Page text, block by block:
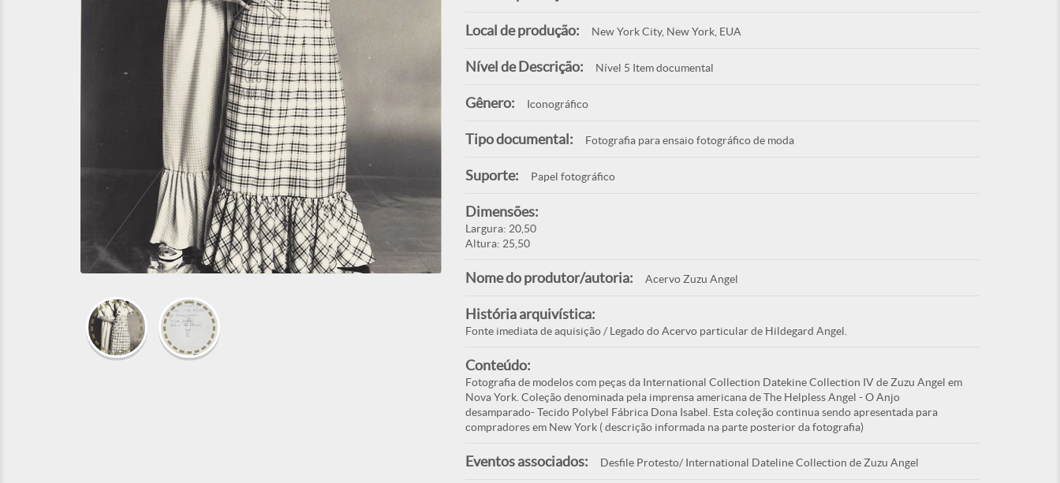
Local de produção: New York City, New York, EUA
Nível de Descrição: Nível 5 Item documental
Gênero: Iconográfico
Tipo documental: Fotografia para ensaio fotográfico de moda
Suporte: Papel fotográfico
Dimensões:
Largura: 20,50
Altura: 25,50
Nome do produtor/autoria: Acervo Zuzu Angel
História arquivística:
Fonte imediata de aquisição / Legado do Acervo particular de Hildegard Angel.
Conteúdo:
Fotografia de modelos com peças da International Collection Datekine Collection IV de Zuzu Angel em
Nova York. Coleção denominada pela imprensa americana de The Helpless Angel - O Anjo
desamparado- Tecido Polybel Fábrica Dona Isabel. Esta coleção continua sendo apresentada para
compradores em New York ( descrição informada na parte posterior da fotografia)
Eventos associados: Desfile Protesto/ International Dateline Collection de Zuzu Angel